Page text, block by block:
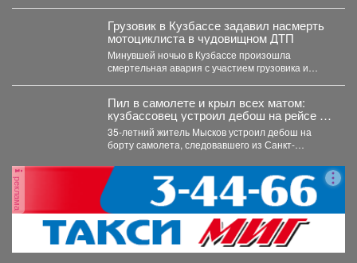
Грузовик в Кузбассе задавил насмерть
мотоциклиста в чудовищном ДТП
Минувшей ночью в Кузбассе произошла
смертельная авария с участием грузовика и
Пил в самолете и крыл всех матом:
кузбассовец устроил дебош на рейсе из
Петербурга
35-летний житель Мысков устроил дебош на
борту самолета, следовавшего из Санкт-
реклама